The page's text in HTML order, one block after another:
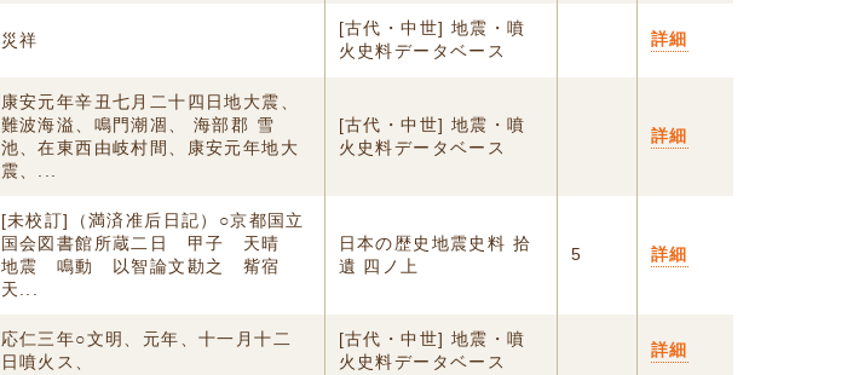
災祥
[古代・中世] 地震・噴
火史料データベース
詳細
康安元年辛丑七月二十四日地大震、
難波海溢、鳴門潮凅、 海部郡 雪
池、在東西由岐村間、康安元年地大
震、...
[古代・中世] 地震・噴
火史料データベース
詳細
[未校訂]（満済准后日記）○京都国立
国会図書館所蔵二日 甲子 天晴
地震 鳴動 以智論文勘之 觜宿
天...
日本の歴史地震史料 拾
遺 四ノ上
5 詳細
応仁三年○文明、元年、十一月十二
日噴火ス、
[古代・中世] 地震・噴
火史料データベース
詳細